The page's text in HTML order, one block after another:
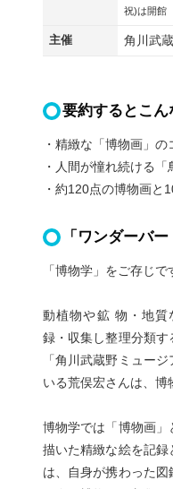
祝)は開館
主催 角川武
要約するとこん
・精緻な「博物画」
・人間が憧れ続ける
・約120点の博物画と
「ワンダーバ
「博物学」をご存じで
動植物や鉱 物・地
録・収集し整理分類す
「角川武蔵野ミュー
いる荒俣宏さんは、博
博物学では「博物画」
描いた精緻な絵を記
は、自身が携わった